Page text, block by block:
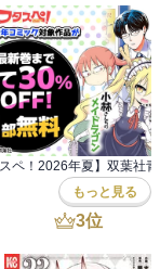
もっと見る
3位